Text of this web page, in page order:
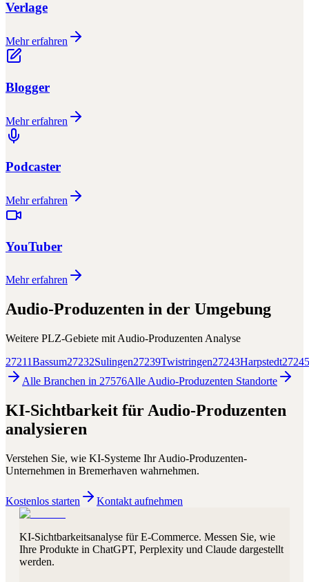
Verlage
Mehr erfahren
Blogger
Mehr erfahren
Podcaster
Mehr erfahren
YouTuber
Mehr erfahren
Audio-Produzenten in der Umgebung
Weitere PLZ-Gebiete mit Audio-Produzenten Analyse
27211Bassum27232Sulingen27239Twistringen27243Harpstedt27245
Alle Branchen in 27576Alle Audio-Produzenten Standorte
KI-Sichtbarkeit für Audio-Produzenten
analysieren
Verstehen Sie, wie KI-Systeme IhrAudio-Produzenten-
Unternehmen in Bremerhaven wahrnehmen.
Kostenlos starten Kontakt aufnehmen
KI-Sichtbarkeitsanalyse für E-Commerce. Messen Sie, wie
Ihre Produkte in ChatGPT, Perplexity und Claude dargestellt
werden.